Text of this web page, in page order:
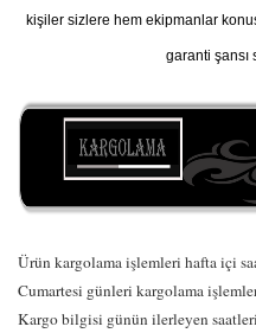
kişiler sizlere hem ekipmanlar
garanti şansı
Ürün kargolama işlemleri hafta içi
Cumartesi günleri kargolama
Kargo bilgisi günün ilerleyen